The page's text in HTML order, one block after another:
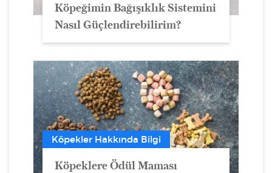
Köpeğimin Bağışıklık Sistemini
Nasıl Güçlendirebilirim?
Köpekler Hakkında Bilgi
Köpeklere Ödül Maması